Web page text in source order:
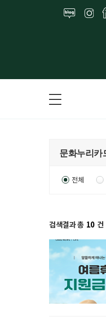
전체
검색결과 총 10 건